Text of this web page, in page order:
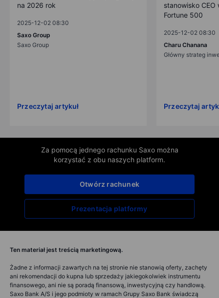
na 2026 rok
2025-12-02 08:30
Saxo Group
Saxo Group
Przeczytaj artykuł
stanowisko CEO
Fortune 500
2025-12-02 08:30
Charu Chanana
Główny strateg
Przeczytaj
Za pomocą jednego rachunku Saxo można
korzystać z obu naszych platform.
Prezentacja platformy
Otwórz rachunek
Ten materiał jest treścią marketingową.
Żadne z informacji zawartych na tej stronie nie stanowią oferty, zachęty
ani rekomendacji do kupna lub sprzedaży jakiegokolwiek instrumentu
finansowego, ani nie są poradą finansową, inwestycyjną czy handlową.
Saxo Bank A/S i jego podmioty w ramach Grupy Saxo Bank świadczą